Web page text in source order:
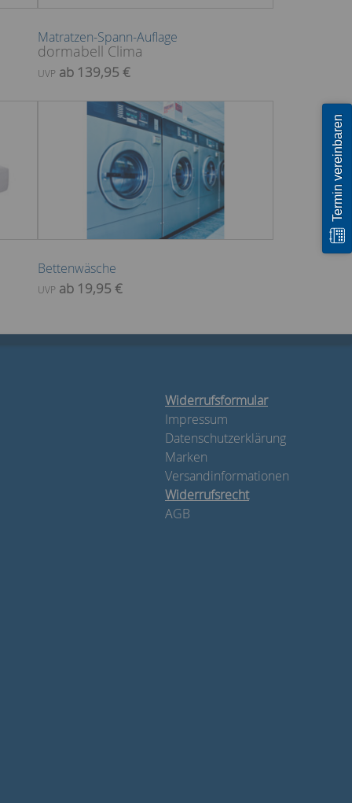
Matratzen-Spann-Auflage
dormabell Clima
UVP ab 139,95 €
Bettenwäsche
UVP ab 19,95 €
Widerrufsformular
Impressum
Datenschutzerklärung
Marken
Versandinformationen
Widerrufsrecht
AGB
Termin vereinbaren